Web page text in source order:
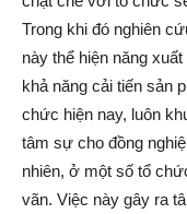
Trong khi đó nghiên
này thể hiện năng
khả năng cải tiến sản
chức hiện nay, luôn
tâm sự cho đồng
nhiên, ở một số tổ
vãn. Việc này gây ra